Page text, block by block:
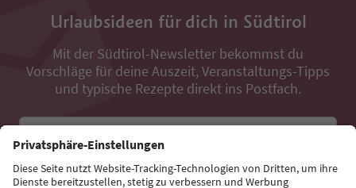
Urlaubsideen für dich in Südtirol
Mit der Südtirol-Newsletter bekommst du
Vorschläge für deine Auszeit, Veranstaltungs-Tipps
und typische Rezepte direkt ins Postfach.